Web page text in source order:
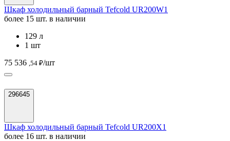
Шкаф холодильный барный Tefcold UR200W1
более 15 шт. в наличии
129 л
1 шт
75 536 ,54 ₽/шт
296645
Шкаф холодильный барный Tefcold UR200X1
более 16 шт. в наличии